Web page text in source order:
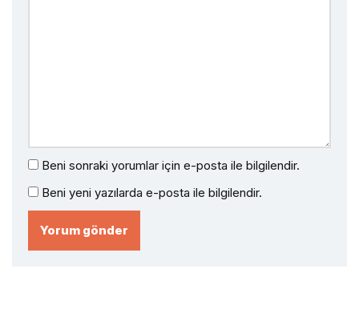
Beni sonraki yorumlar için e-posta ile bilgilendir.
Beni yeni yazılarda e-posta ile bilgilendir.